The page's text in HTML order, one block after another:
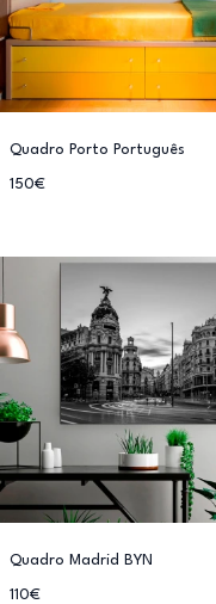
Quadro Porto Português
150€
Quadro Madrid BYN
110€